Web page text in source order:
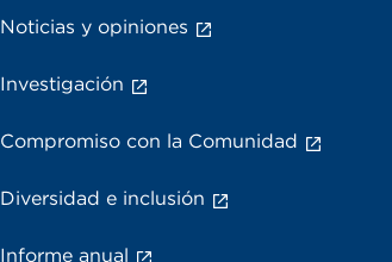
Noticias y opiniones
Investigación
Compromiso con la Comunidad
Diversidad e inclusión
Informe anual